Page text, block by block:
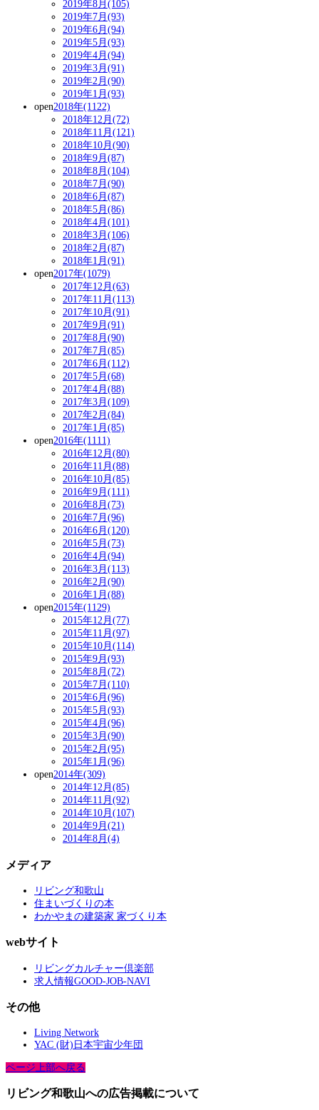
2019年8月(105)
2019年7月(93)
2019年6月(94)
2019年5月(93)
2019年4月(94)
2019年3月(91)
2019年2月(90)
2019年1月(93)
open2018年(1122)
2018年12月(72)
2018年11月(121)
2018年10月(90)
2018年9月(87)
2018年8月(104)
2018年7月(90)
2018年6月(87)
2018年5月(86)
2018年4月(101)
2018年3月(106)
2018年2月(87)
2018年1月(91)
open2017年(1079)
2017年12月(63)
2017年11月(113)
2017年10月(91)
2017年9月(91)
2017年8月(90)
2017年7月(85)
2017年6月(112)
2017年5月(68)
2017年4月(88)
2017年3月(109)
2017年2月(84)
2017年1月(85)
open2016年(1111)
2016年12月(80)
2016年11月(88)
2016年10月(85)
2016年9月(111)
2016年8月(73)
2016年7月(96)
2016年6月(120)
2016年5月(73)
2016年4月(94)
2016年3月(113)
2016年2月(90)
2016年1月(88)
open2015年(1129)
2015年12月(77)
2015年11月(97)
2015年10月(114)
2015年9月(93)
2015年8月(72)
2015年7月(110)
2015年6月(96)
2015年5月(93)
2015年4月(96)
2015年3月(90)
2015年2月(95)
2015年1月(96)
open2014年(309)
2014年12月(85)
2014年11月(92)
2014年10月(107)
2014年9月(21)
2014年8月(4)
メディア
リビング和歌山
住まいづくりの本
わかやまの建築家 家づくり本
webサイト
リビングカルチャー倶楽部
求人情報GOOD-JOB-NAVI
その他
Living Network
YAC (財)日本宇宙少年団
ページ上部へ戻る
リビング和歌山への広告掲載について